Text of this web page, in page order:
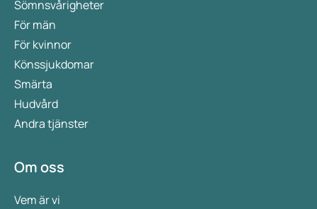
Sömnsvårigheter
För män
För kvinnor
Könssjukdomar
Smärta
Hudvård
Andra tjänster
Om oss
Vem är vi